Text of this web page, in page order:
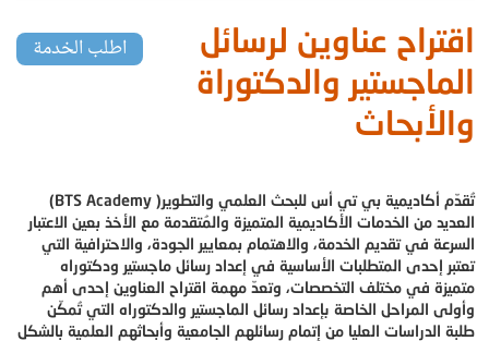
اطلب الخدمة
اقتراح عناوين لرسائل
الماجستير والدكتوراة
والأبحاث
تُقدّم أكاديمية بي تي أس للبحث العلمي والتطوير( BTS Academy)
العديد من الخدمات الأكاديمية المتميزة والمُتقدمة مع الأخذ بعين الاعتبار
السرعة في تقديم الخدمة، والاهتمام بمعايير الجودة، والاحترافية التي
تعتبر إحدى المتطلبات الأساسية في إعداد رسائل ماجستير ودكتوراه
متميزة في مختلف التخصصات، وتعدّ مهمة اقتراح العناوين إحدى أهم
وأولى المراحل الخاصة بإعداد رسائل الماجستير والدكتوراه التي تُمكّن
طلبة الدراسات العليا من إتمام رسائلهم الجامعية وأبحاثهم العلمية بالشكل